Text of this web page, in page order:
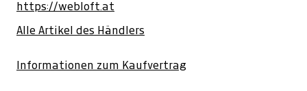
https://webloft.at
Alle Artikel des Händlers
Informationen zum Kaufvertrag